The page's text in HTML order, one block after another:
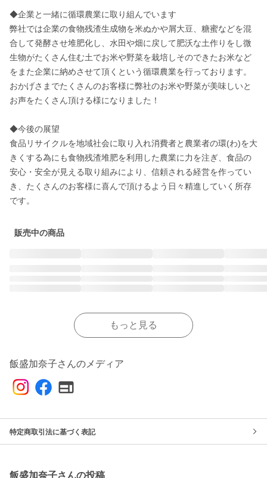
◆企業と一緒に循環農業に取り組んでいます
弊社では企業の食物残渣生成物を米ぬかや屑大豆、糖蜜などを混
合して発酵させ堆肥化し、水田や畑に戻して肥沃な土作りをし微
生物がたくさん住む土でお米や野菜を栽培しそのできたお米など
をまた企業に納めさせて頂くという循環農業を行っております。
おかげさまでたくさんのお客様に弊社のお米や野菜が美味しいと
お声をたくさん頂ける様になりました！
◆今後の展望
食品リサイクルを地域社会に取り入れ消費者と農業者の環(わ)を大
きくする為にも食物残渣堆肥を利用した農業に力を注ぎ、食品の
安心・安全が見える取り組みにより、信頼される経営を作ってい
き、たくさんのお客様に喜んで頂けるよう日々精進していく所存
です。
販売中の商品
もっと見る
飯盛加奈子さんのメディア
特定商取引法に基づく表記
飯盛加奈子さんの投稿